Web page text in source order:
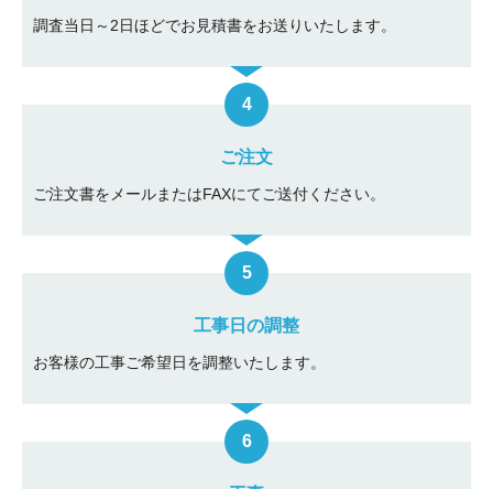
調査当日～2日ほどでお見積書をお送りいたします。
ご注文
ご注文書をメールまたはFAXにてご送付ください。
工事日の調整
お客様の工事ご希望日を調整いたします。